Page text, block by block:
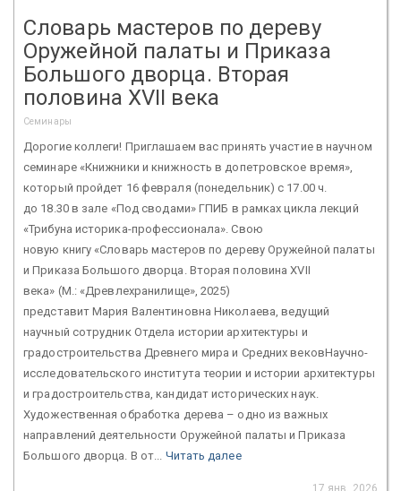
Словарь мастеров по дереву
Оружейной палаты и Приказа
Большого дворца. Вторая
половина XVII века
Семинары
Дорогие коллеги! Приглашаем вас принять участие в научном
семинаре «Книжники и книжность в допетровское время»,
который пройдет 16 февраля (понедельник) с 17.00 ч.
до 18.30 в зале «Под сводами» ГПИБ в рамках цикла лекций
«Трибуна историка-профессионала». Свою
новую книгу «Словарь мастеров по дереву Оружейной палаты
и Приказа Большого дворца. Вторая половина XVII
века» (М.: «Древлехранилище», 2025)
представит Мария Валентиновна Николаева, ведущий
научный сотрудник Отдела истории архитектуры и
градостроительства Древнего мира и Средних вековНаучно-
исследовательского института теории и истории архитектуры
и градостроительства, кандидат исторических наук.
Художественная обработка дерева – одно из важных
направлений деятельности Оружейной палаты и Приказа
Большого дворца. В от... Читать далее
17 янв. 2026